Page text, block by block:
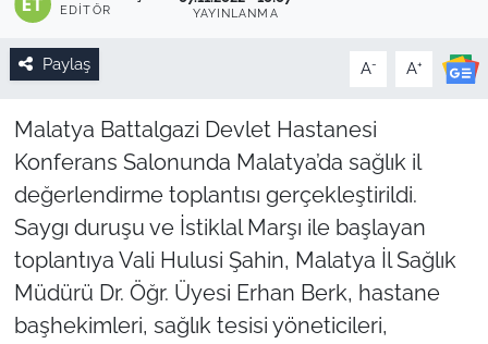
EDITÖR YAYINLANMA
Paylaş A- A+
Malatya Battalgazi Devlet Hastanesi
Konferans Salonunda Malatya’da sağlık il
değerlendirme toplantısı gerçekleştirildi.
Saygı duruşu ve İstiklal Marşı ile başlayan
toplantıya Vali Hulusi Şahin, Malatya İl Sağlık
Müdürü Dr. Öğr. Üyesi Erhan Berk, hastane
başhekimleri, sağlık tesisi yöneticileri,